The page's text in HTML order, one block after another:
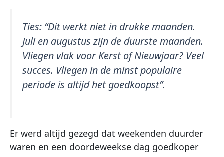
Ties: “Dit werkt niet in drukke maanden.
Juli en augustus zijn de duurste maanden.
Vliegen vlak voor Kerst of Nieuwjaar? Veel
succes. Vliegen in de minst populaire
periode is altijd het goedkoopst”.
Er werd altijd gezegd dat weekenden duurder
waren en een doordeweekse dag goedkoper